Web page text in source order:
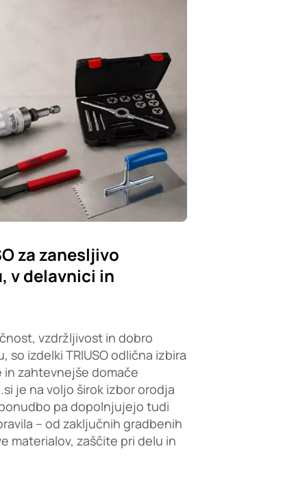
za zanesljivo
v delavnici in
vzdržljivost in dobro
izdelki TRIUSO odlična izbira
zahtevnejše domače
je na voljo širok izbor orodja
pa dopolnjujejo tudi
– od zaključnih gradbenih
materialov, zaščite pri delu in